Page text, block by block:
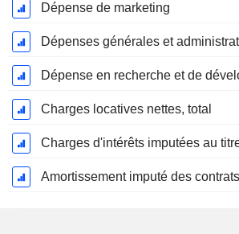
Dépense de marketing
Dépenses générales et
Dépense en recherche et de
Charges locatives nettes, total